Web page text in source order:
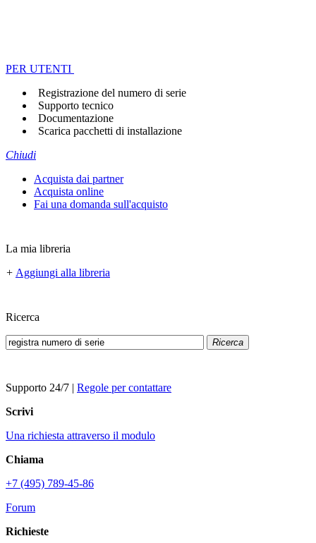
PER UTENTI
Registrazione del numero di serie
Supporto tecnico
Documentazione
Scarica pacchetti di installazione
Chiudi
Acquista dai partner
Acquista online
Fai una domanda sull'acquisto
La mia libreria
+ Aggiungi alla libreria
Ricerca
Ricerca
Supporto 24/7 | Regole per contattare
Scrivi
Una richiesta attraverso il modulo
Chiama
+7 (495) 789-45-86
Forum
Richieste